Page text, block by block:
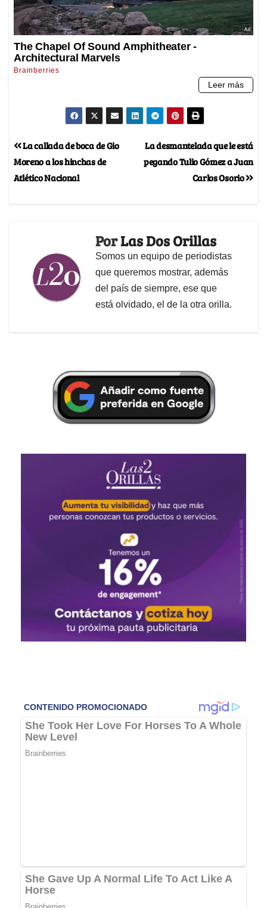
La desmantelada que le está
pegando Tulio Gómez a Juan
Carlos Osorio
La callada de boca de Gio
Moreno a los hinchas de
Atlético Nacional
PorLas Dos Orillas
Somos un equipo de periodistas
que queremos mostrar, además
del país de siempre, ese que
está olvidado, el de la otra orilla.